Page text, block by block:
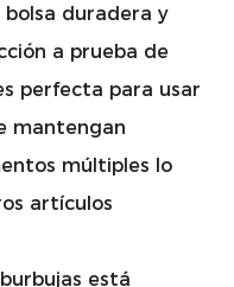
bolsa duradera y
a prueba de
perfecta para usar
mantengan
múltiples lo
artículos
está